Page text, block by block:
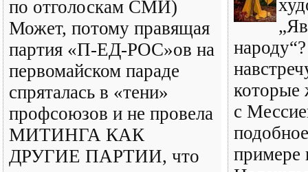
по отголоскам СМИ)
Может, потому правящая
партия «П-ЕД-РОС»ов на
первомайском параде
спряталась в «тени»
профсоюзов и не провела
МИТИНГА КАК
ДРУГИЕ ПАРТИИ, что
которые
с
примере